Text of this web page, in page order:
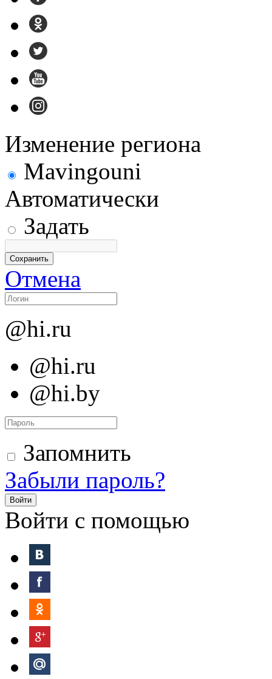
Изменение региона
Mavingouni
Автоматически
Задать
Отмена
@hi.ru
@hi.ru
@hi.by
Запомнить
Забыли пароль?
Войти
Войти с помощью